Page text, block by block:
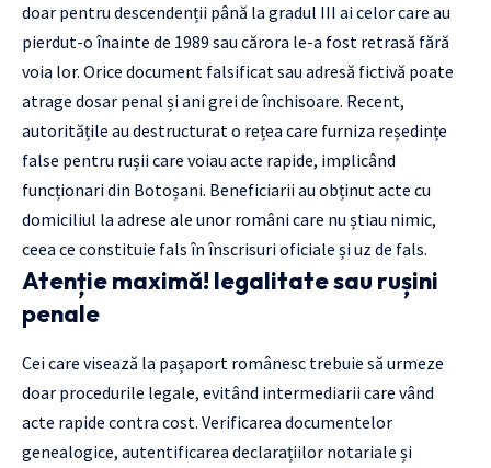
doar pentru descendenții până la gradul III ai celor care au
pierdut-o înainte de 1989 sau cărora le-a fost retrasă fără
voia lor. Orice document falsificat sau adresă fictivă poate
atrage dosar penal și ani grei de închisoare. Recent,
autoritățile au destructurat o rețea care furniza reședințe
false pentru rușii care voiau acte rapide, implicând
funcționari din Botoșani. Beneficiarii au obținut acte cu
domiciliul la adrese ale unor români care nu știau nimic,
ceea ce constituie fals în înscrisuri oficiale și uz de fals.
Atenție maximă! legalitate sau rușini
penale
Cei care visează la pașaport românesc trebuie să urmeze
doar procedurile legale, evitând intermediarii care vând
acte rapide contra cost. Verificarea documentelor
genealogice, autentificarea declarațiilor notariale și